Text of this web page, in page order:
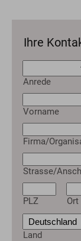
Ihre
Anrede
Vorname
Firma/
Strasse/
PLZ Ort
Land